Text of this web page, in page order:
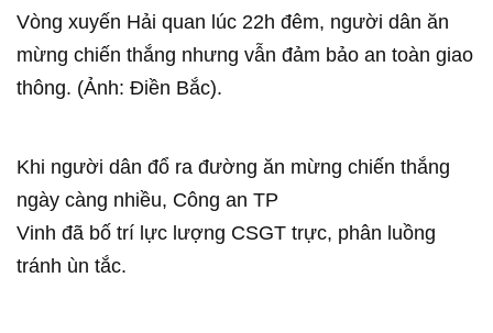
Vòng xuyến Hải quan lúc 22h đêm, người dân ăn
mừng chiến thắng nhưng vẫn đảm bảo an toàn giao
thông. (Ảnh: Điền Bắc).
Khi người dân đổ ra đường ăn mừng chiến thắng
ngày càng nhiều, Công an TP
Vinh đã bố trí lực lượng CSGT trực, phân luồng
tránh ùn tắc.